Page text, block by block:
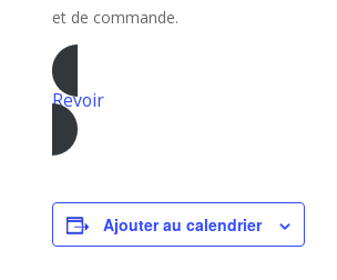
et de commande.
Revoir
Ajouter au calendrier